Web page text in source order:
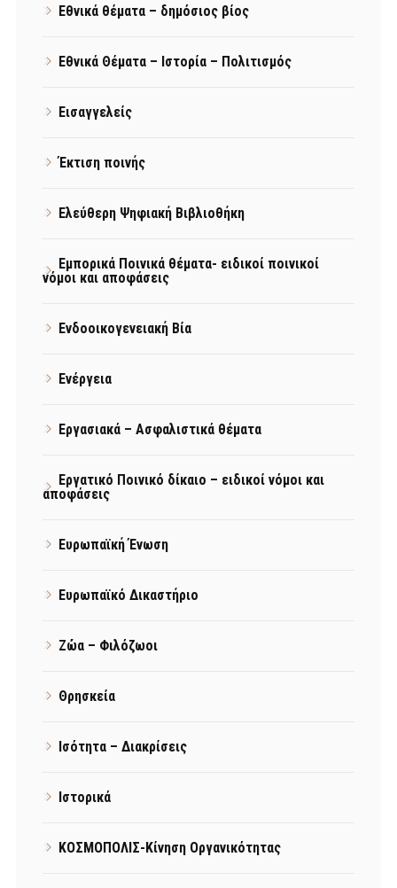
Εθνικά θέματα – δημόσιος βίος
Εθνικά Θέματα – Ιστορία – Πολιτισμός
Εισαγγελείς
Έκτιση ποινής
Ελεύθερη Ψηφιακή Βιβλιοθήκη
Εμπορικά Ποινικά θέματα- ειδικοί ποινικοί
νόμοι και αποφάσεις
Ενδοοικογενειακή Βία
Ενέργεια
Εργασιακά – Ασφαλιστικά θέματα
Εργατικό Ποινικό δίκαιο – ειδικοί νόμοι και
αποφάσεις
Ευρωπαϊκή Ένωση
Ευρωπαϊκό Δικαστήριο
Ζώα – Φιλόζωοι
Θρησκεία
Ισότητα – Διακρίσεις
Ιστορικά
ΚΟΣΜΟΠΟΛΙΣ-Κίνηση Οργανικότητας